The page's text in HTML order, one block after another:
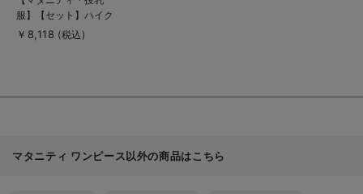
品
詳
細
を
服】【セット】ハイク
オリティジョーゼット
￥8,118 (税込)
マタニティ ワンピース以外の商品はこちら